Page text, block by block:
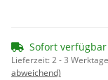
Sofort verfügbar
Lieferzeit:2 - 3 Werktage
abweichend)